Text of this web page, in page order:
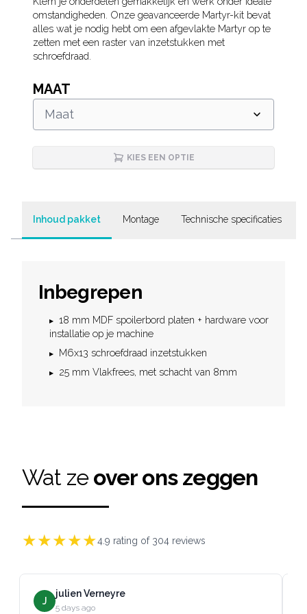
omstandigheden. Onze geavanceerde Martyr-kit bevat
alles wat je nodig hebt om een afgevlakte Martyr op te
zetten met een raster van inzetstukken met
schroefdraad.
MAAT
Maat
KIES EEN OPTIE
Inhoud pakket Montage Technische specificaties
Inbegrepen
18 mm MDF spoilerbord platen + hardware voor
installatie op je machine
M6x13 schroefdraad inzetstukken
25 mm Vlakfrees, met schacht van 8mm
Wat zeover ons zeggen
★★★★★4.9 rating of 304 reviews
J
julien Verneyre
5 days ago